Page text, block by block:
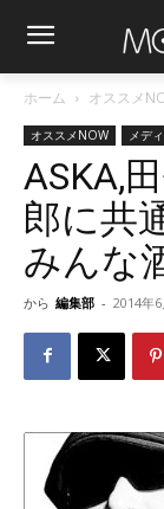
ホーム オススメ
オススメNOW メデ
ASKA,
郎に共
みんな
から 編集部 - 2014年6